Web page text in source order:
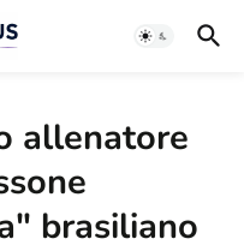
allenatore
brasiliano